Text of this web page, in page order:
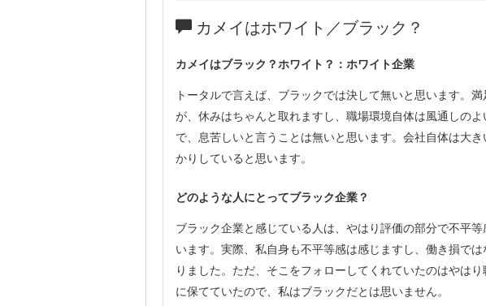
カメイはホワイト／ブラック？
カメイはブラック？ホワイト？：ホワイト企業
トータルで言えば、ブラックでは決して無いと思います。
が、休みはちゃんと取れますし、職場環境自体は風通しの
で、息苦しいと言うことは無いと思います。会社自体は大
かりしていると思います。
どのような人にとってブラック企業？
ブラック企業と感じている人は、やはり評価の部分で不平
います。実際、私自身も不平等感は感じますし、働き損で
りました。ただ、そこをフォローしてくれていたのはやは
に保てていたので、私はブラックだとは思いません。